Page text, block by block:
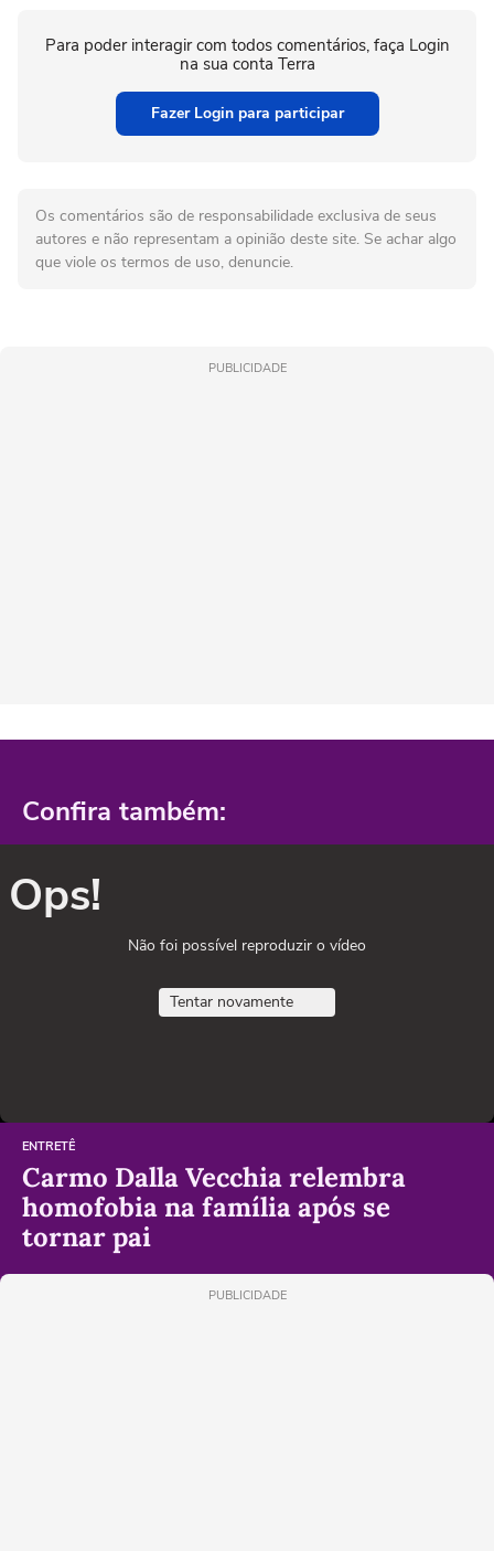
Para poder interagir com todos comentários, faça Login
na sua conta Terra
Fazer Login para participar
Os comentários são de responsabilidade exclusiva de seus
autores e não representam a opinião deste site. Se achar algo
que viole os termos de uso, denuncie.
PUBLICIDADE
Confira também:
Ops!
Não foi possível reproduzir o vídeo
Tentar novamente
ENTRETÊ
Carmo Dalla Vecchia relembra
homofobia na família após se
tornar pai
PUBLICIDADE